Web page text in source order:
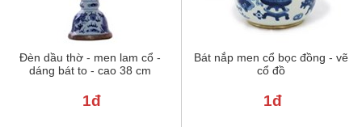
Đèn dầu thờ - men lam cổ -
dáng bát to - cao 38 cm
1đ
Bát nắp men cổ bọc đồng - vẽ
cổ đồ
1đ